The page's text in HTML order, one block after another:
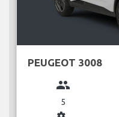
PEUGEOT 3008
group
5